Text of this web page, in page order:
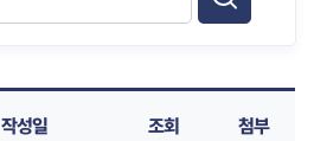
작성일 조회 첨부